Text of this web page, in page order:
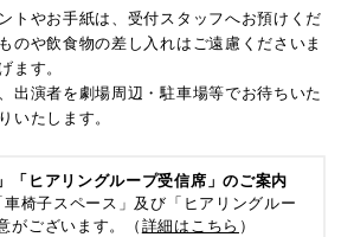
トやお手紙は、受付スタッフへお預けくだ
のや飲食物の差し入れはご遠慮くださいま
ます。
出演者を劇場周辺・駐車場等でお待ちいた
いたします。
「ヒアリングループ受信席」のご案内
車椅子スペース」及び「ヒアリングルー
がございます。（詳細はこちら ）